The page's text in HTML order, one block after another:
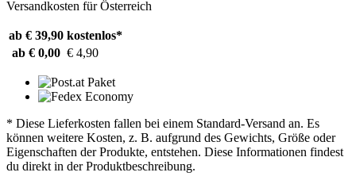
Versandkosten für Österreich
ab € 39,90 kostenlos*
ab € 0,00 € 4,90
* Diese Lieferkosten fallen bei einem Standard-Versand an. Es
können weitere Kosten, z. B. aufgrund des Gewichts, Größe oder
Eigenschaften der Produkte, entstehen. Diese Informationen findest
du direkt in der Produktbeschreibung.